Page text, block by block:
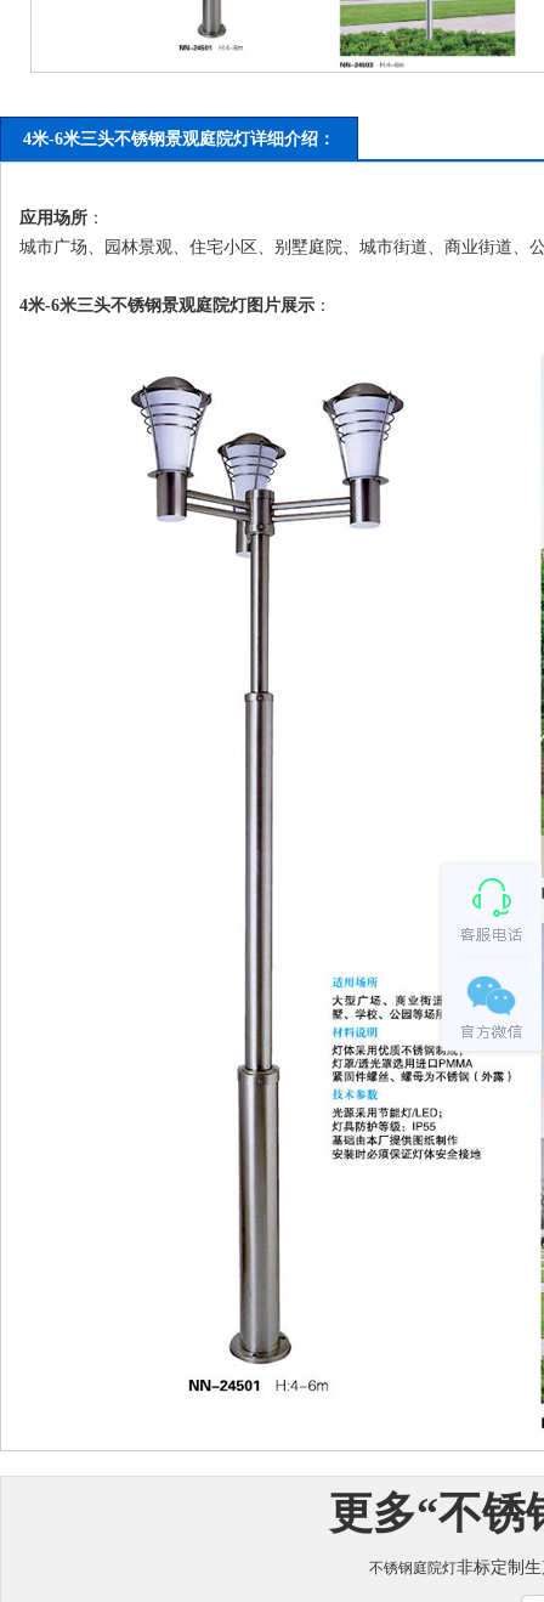
4米-6米三头不锈钢景观庭院灯详细介绍：
应用场所 ：
城市广场、园林景观、住宅小区、别墅庭院、城市街道、商业街道、
4米-6米三头不锈钢景观庭院灯图片展示 ：
更多“不锈
不锈钢庭院灯非标定制